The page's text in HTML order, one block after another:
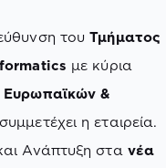
τουΤμήματος
με κύρια
Ευρωπαϊκών &
η εταιρεία.
Ανάπτυξη στα νέα